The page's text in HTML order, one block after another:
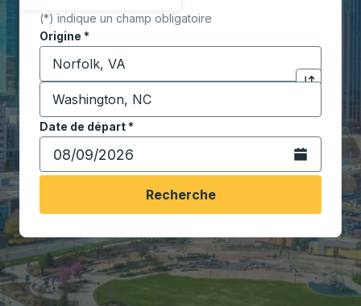
(*) indique un champ obligatoire
Origine *
Commencez à saisir la ville d'origine pour ouvrir
Cliquez
Destination *
Commencez à saisir la ville de destination pour
Date de départ*
Tapez la date au format date Barre oblique du mois à
Ouvrez le
Recherche